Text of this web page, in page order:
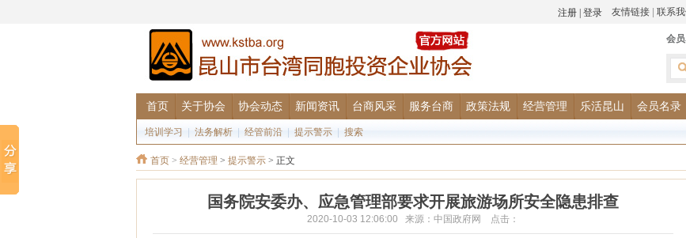
友情链接 联系
会
首页 关于协会 协会动态 新闻资讯 台商风采 服务台商 政策法规 经营管理 乐活昆山 会员名录
培训学习 法务解析 经管前沿 提示警示 搜索
首页 > 经营管理 > 提示警示 > 正文
国务院安委办、应急管理部要求开展旅游场所安全隐患排查
2020-10-03 12:06:00 来源：中国政府网 点击：